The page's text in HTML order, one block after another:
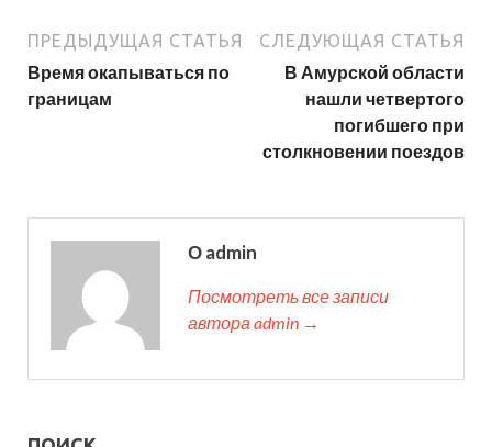
ПРЕДЫДУЩАЯ СТАТЬЯ
Время окапываться по
границам
СЛЕДУЮЩАЯ СТАТЬЯ
В Амурской области
нашли четвертого
погибшего при
столкновении поездов
О admin
Посмотреть все записи
автора admin →